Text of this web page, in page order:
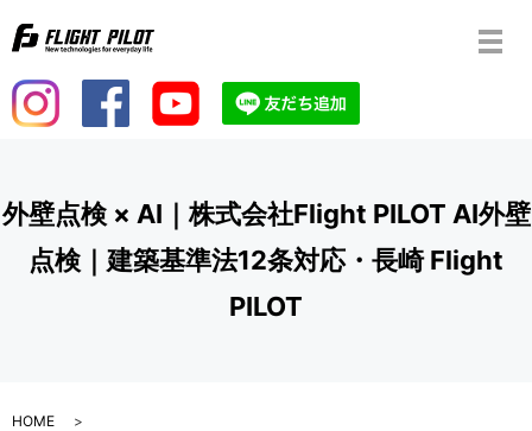
外壁点検 × AI｜株式会社Flight PILOT AI外壁
点検｜建築基準法12条対応・長崎 Flight
PILOT
HOME